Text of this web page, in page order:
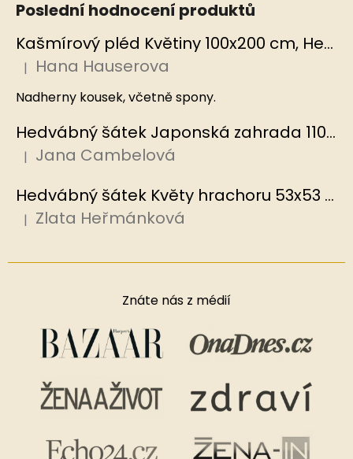
Poslední hodnocení produktů
Kašmírový pléd Květiny 100x200 cm, Hedvábný svět
Hodnocení produktu je 5 z 5 hvězdiček.
| Hana Hauserova
Nadherny kousek, včetně spony.
Hedvábný šátek Japonská zahrada 110x110 cm v dárkovém balení, HEDVÁBNÝ SVĚT
Hodnocení produktu je 5 z 5 hvězdiček.
| Jana Cambelová
Hedvábný šátek Květy hrachoru 53x53 cm v dárkovém balení, HEDVÁBNÝ SVĚT
Hodnocení produktu je 5 z 5 hvězdiček.
| Zlata Heřmánková
Znáte nás z médií